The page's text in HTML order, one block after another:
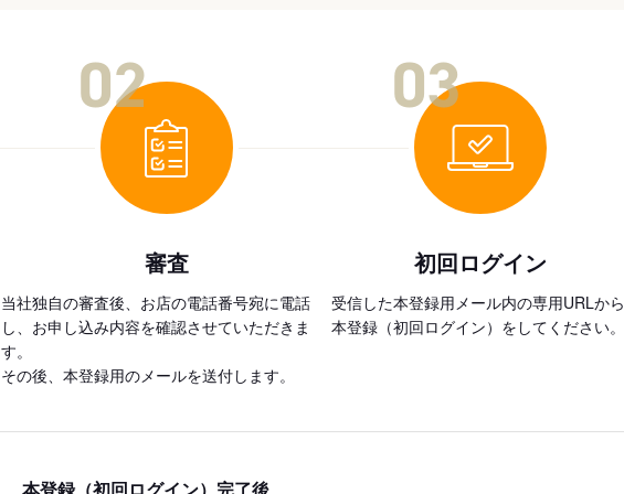
審査
当社独自の審査後、お店の電話番号宛に電話
し、お申し込み内容を確認させていただきま
す。
その後、本登録用のメールを送付します。
初回ログイン
受信した本登録用メール内の専用URLから
本登録（初回ログイン）をしてください。